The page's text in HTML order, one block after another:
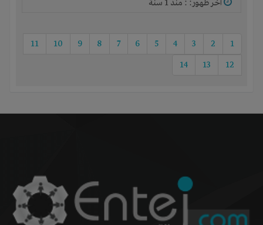
آخر ظهور: : منذ 1 سنة
1
2
3
4
5
6
7
8
9
10
11
12
13
14